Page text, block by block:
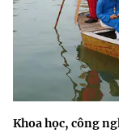
Khoa học, công